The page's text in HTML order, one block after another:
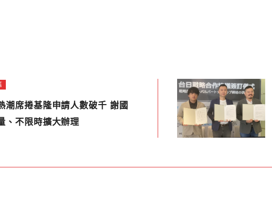
潮席捲基隆申請人數破千 謝國
、不限時擴大辦理